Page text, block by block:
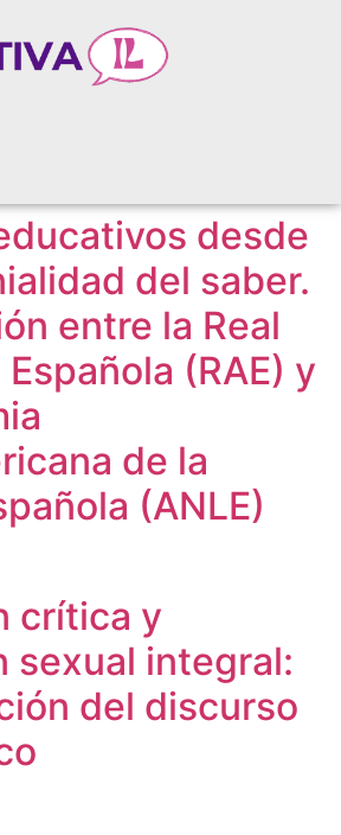
desde
del saber.
entre la Real
(RAE) y
de la
(ANLE)
crítica y
sexual integral:
del discurso